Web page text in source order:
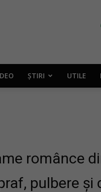
ȘTIRI UTILE
românce
pulbere și